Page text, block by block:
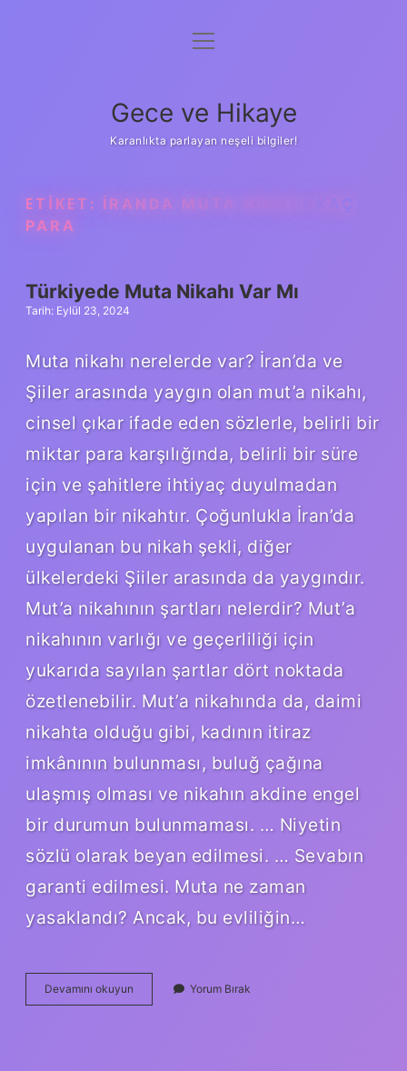
Anasayfa
Yasal Uyarı
menüyü
Gece ve Hikaye
Karanlıkta parlayan neşeli bilgiler!
ETIKET: İRANDA MUTA NIKAHI KAÇ
PARA
Türkiyede Muta Nikahı Var Mı
Tarih: Eylül 23, 2024
Muta nikahı nerelerde var? İran’da ve
Şiiler arasında yaygın olan mut’a nikahı,
cinsel çıkar ifade eden sözlerle, belirli bir
miktar para karşılığında, belirli bir süre
için ve şahitlere ihtiyaç duyulmadan
yapılan bir nikahtır. Çoğunlukla İran’da
uygulanan bu nikah şekli, diğer
ülkelerdeki Şiiler arasında da yaygındır.
Mut’a nikahının şartları nelerdir? Mut’a
nikahının varlığı ve geçerliliği için
yukarıda sayılan şartlar dört noktada
özetlenebilir. Mut’a nikahında da, daimi
nikahta olduğu gibi, kadının itiraz
imkânının bulunması, buluğ çağına
ulaşmış olması ve nikahın akdine engel
bir durumun bulunmaması. … Niyetin
sözlü olarak beyan edilmesi. … Sevabın
garanti edilmesi. Muta ne zaman
yasaklandı? Ancak, bu evliliğin…
Devamını okuyun Türkiyede
Muta
Yorum Bırak